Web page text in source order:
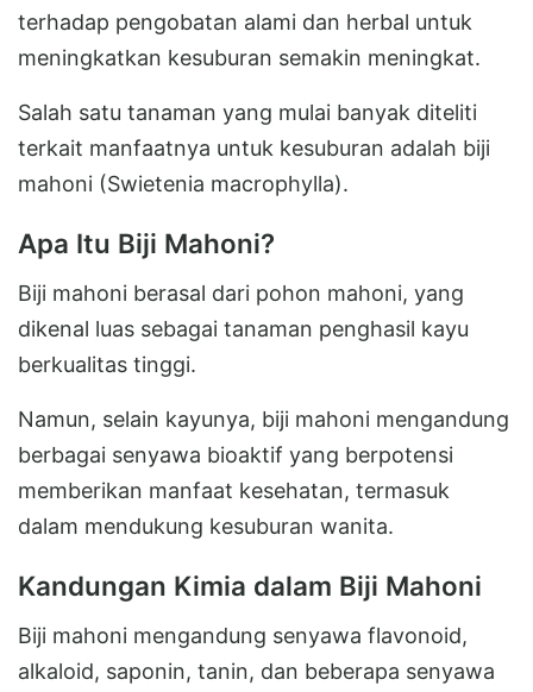
terhadap pengobatan alami dan herbal untuk
meningkatkan kesuburan semakin meningkat.
Salah satu tanaman yang mulai banyak diteliti
terkait manfaatnya untuk kesuburan adalah biji
mahoni (Swietenia macrophylla).
Apa Itu Biji Mahoni?
Biji mahoni berasal dari pohon mahoni, yang
dikenal luas sebagai tanaman penghasil kayu
berkualitas tinggi.
Namun, selain kayunya, biji mahoni mengandung
berbagai senyawa bioaktif yang berpotensi
memberikan manfaat kesehatan, termasuk
dalam mendukung kesuburan wanita.
Kandungan Kimia dalam Biji Mahoni
Biji mahoni mengandung senyawa flavonoid,
alkaloid, saponin, tanin, dan beberapa senyawa